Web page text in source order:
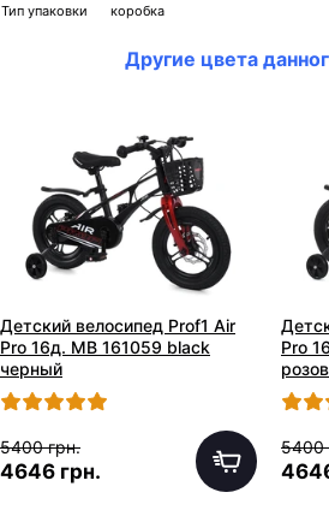
Тип упаковки
коробка
Другие цвета
Детский велосипед Prof1 Air
Pro 16д. MB 161059 black
черный
5400 грн.
4646 грн.
Pro
5400